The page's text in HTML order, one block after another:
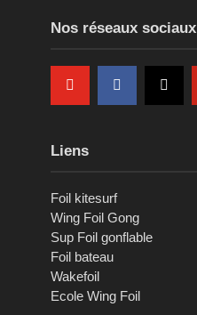
Nos réseaux sociaux
Liens
Foil kitesurf
Wing Foil Gong
Sup Foil gonflable
Foil bateau
Wakefoil
Ecole Wing Foil